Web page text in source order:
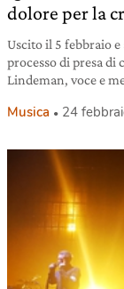
dolore per la
Uscito il 5 febbraio
processo di presa di
Lindeman, voce e
Musica 24